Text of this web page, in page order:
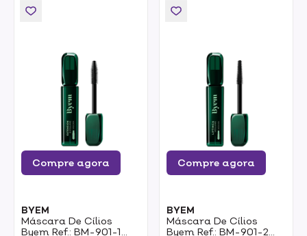
Compre agora
BYEM
Máscara De Cílios
Byem Ref.: BM-901-1
Compre agora
BYEM
Máscara De Cílios
Byem Ref.: BM-901-2